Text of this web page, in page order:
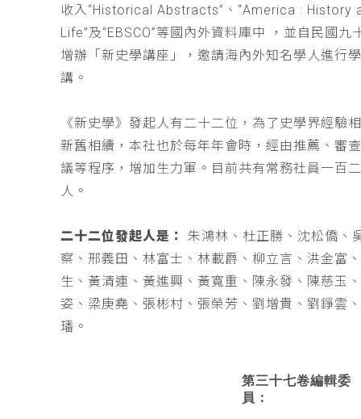
收入“Historical Abstracts”、“America : History
Life”及“EBSCO”等國內外資料庫中 ，並自民國九
增辦「新史學講座」，邀請海內外知名學人進行
講。
《新史學》發起人有二十二位，為了史學界經驗
新舊相續，本社也於每年年會時，經由推薦、審
議等程序，增加生力軍。目前共有常務社員一百
人。
二十二位發起人是：
朱鴻林、杜正勝、沈松僑、
察、邢義田、林富士、林載爵、柳立言、洪金富
生、黃清連、黃進興、黃寬重、陳永發、陳慈玉
姿、梁庚堯、張彬村、張榮芳、劉增貴、劉錚雲
璠。
第三十七卷編輯委
員：